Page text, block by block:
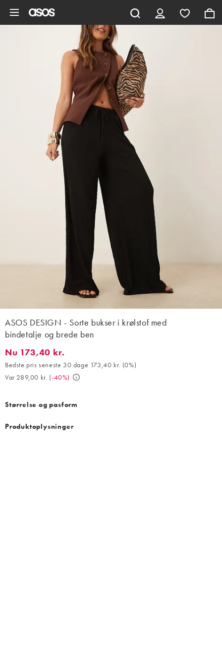
ASOS DESIGN - Sorte bukser i krølstof med
bindetalje og brede ben
Nu 173,40 kr.. Bedste pris seneste 30 dage 173,40 kr. (0%).
Nu 173,40 kr.
Bedste pris seneste 30 dage 173,40 kr. (0%)
Var 289,00 kr. (-40%)
Størrelse og pasform
Produktoplysninger